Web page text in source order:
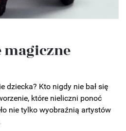
dziecka? Kto nigdy nie bał się
które nieliczni ponoć
nie tylko wyobraźnią artystów